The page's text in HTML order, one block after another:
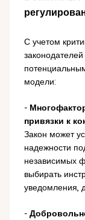
С учетом
модели:
-
привязки к
Закон может
надежности
независимых
выбирать
уведомления,
-